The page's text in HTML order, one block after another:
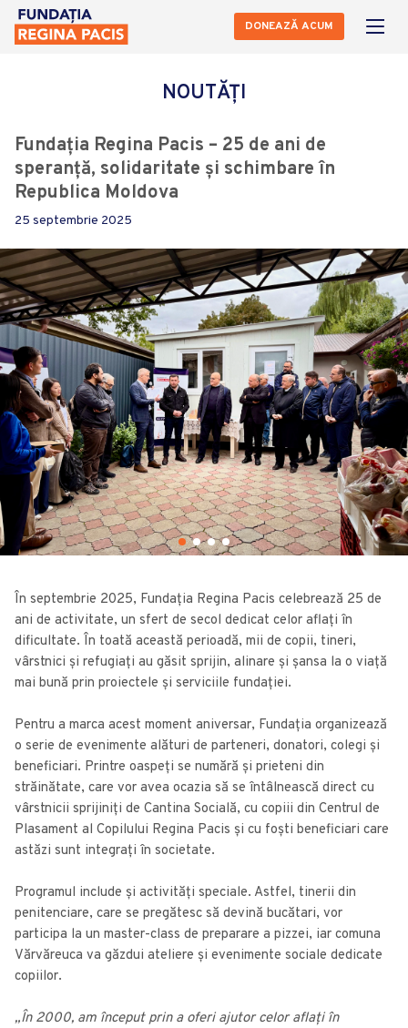
DONEAZĂ ACUM
NOUTĂȚI
Fundația Regina Pacis – 25 de ani de
speranță, solidaritate și schimbare în
Republica Moldova
25 septembrie 2025
În septembrie 2025, Fundația Regina Pacis celebrează 25 de
ani de activitate, un sfert de secol dedicat celor aflați în
dificultate. În toată această perioadă, mii de copii, tineri,
vârstnici și refugiați au găsit sprijin, alinare și șansa la o viață
mai bună prin proiectele și serviciile fundației.
Pentru a marca acest moment aniversar, Fundația organizează
o serie de evenimente alături de parteneri, donatori, colegi și
beneficiari. Printre oaspeți se numără și prieteni din
străinătate, care vor avea ocazia să se întâlnească direct cu
vârstnicii sprijiniți de Cantina Socială, cu copiii din Centrul de
Plasament al Copilului Regina Pacis și cu foști beneficiari care
astăzi sunt integrați în societate.
Programul include și activități speciale. Astfel, tinerii din
penitenciare, care se pregătesc să devină bucătari, vor
participa la un master-class de preparare a pizzei, iar comuna
Vărvăreuca va găzdui ateliere și evenimente sociale dedicate
copiilor.
„În 2000, am început prin a oferi ajutor celor aflați în